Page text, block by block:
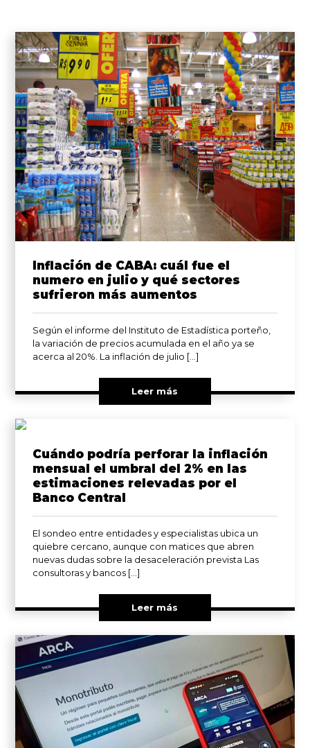
Inflación de CABA: cuál fue el
numero en julio y qué sectores
sufrieron más aumentos
Según el informe del Instituto de Estadística porteño,
la variación de precios acumulada en el año ya se
acerca al 20%. La inflación de julio […]
Leer más
Cuándo podría perforar la inflación
mensual el umbral del 2% en las
estimaciones relevadas por el
Banco Central
El sondeo entre entidades y especialistas ubica un
quiebre cercano, aunque con matices que abren
nuevas dudas sobre la desaceleración prevista Las
consultoras y bancos […]
Leer más